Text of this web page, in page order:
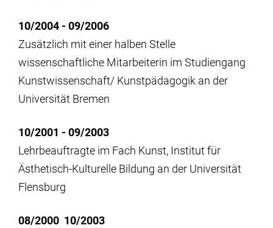
10/2004 - 09/2006
Zusätzlich mit einer halben Stelle
wissenschaftliche Mitarbeiterin im Studiengang
Kunstwissenschaft/ Kunstpädagogik an der
Universität Bremen
10/2001 - 09/2003
Lehrbeauftragte im Fach Kunst, Institut für
Ästhetisch-Kulturelle Bildung an der Universität
Flensburg
08/2000 10/2003